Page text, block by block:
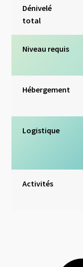
Dénivelé
total
Niveau requis
Hébergement
Logistique
Activités